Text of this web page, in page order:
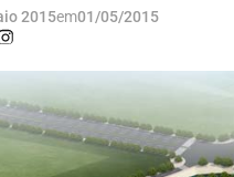
2015em01/05/2015